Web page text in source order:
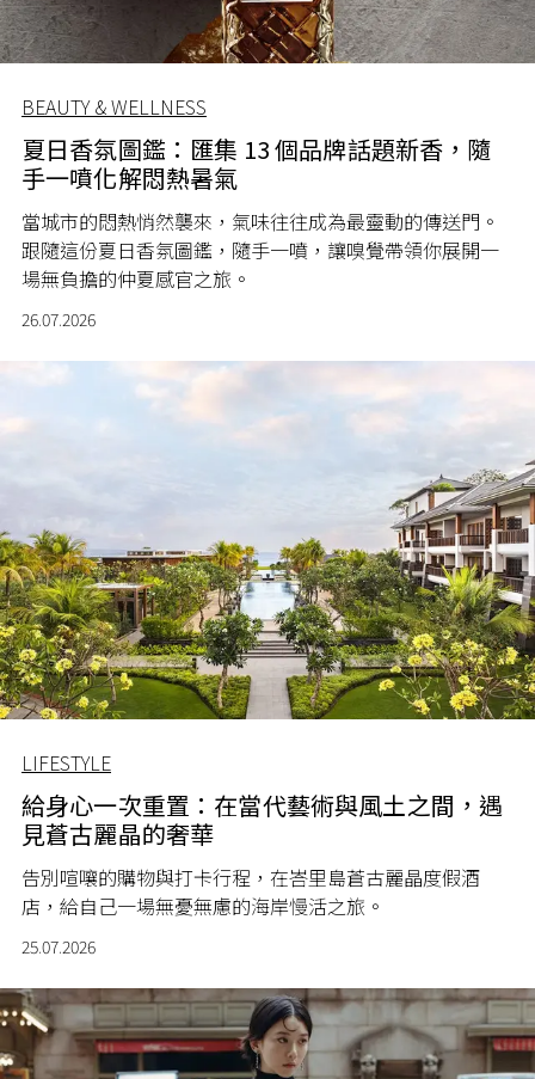
BEAUTY & WELLNESS
夏日香氛圖鑑：匯集 13 個品牌話題新香，隨
手一噴化解悶熱暑氣
當城市的悶熱悄然襲來，氣味往往成為最靈動的傳送門。
跟隨這份夏日香氛圖鑑，隨手一噴，讓嗅覺帶領你展開一
場無負擔的仲夏感官之旅。
26.07.2026
LIFESTYLE
給身心一次重置：在當代藝術與風土之間，遇
見蒼古麗晶的奢華
告別喧嚷的購物與打卡行程，在峇里島蒼古麗晶度假酒
店，給自己一場無憂無慮的海岸慢活之旅。
25.07.2026